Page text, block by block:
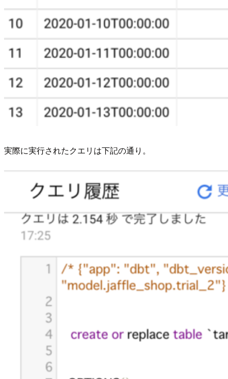
実際に実行されたクエリは下記の通り。